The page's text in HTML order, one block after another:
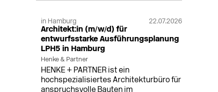
in Hamburg 22.07.2026
Architekt:in (m/w/d) für
entwurfsstarke Ausführungsplanung
LPH5 in Hamburg
Henke & Partner
HENKE + PARTNER ist ein
hochspezialisiertes Architekturbüro für
anspruchsvolle Bauten im